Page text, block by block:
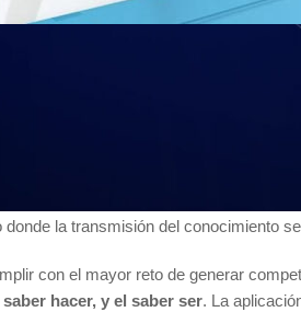
han
no es ajena
la transmisión del conocimiento
con el mayor reto de generar
hacer, y el saber ser. La